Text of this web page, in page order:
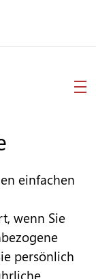
einfachen
wenn Sie
persönlich